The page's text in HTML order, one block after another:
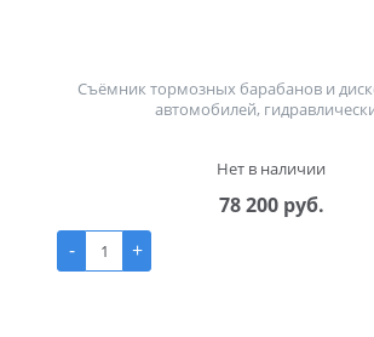
Съёмник тормозных барабанов и
автомобилей,
Нет в наличии
78 200 руб.
-
+